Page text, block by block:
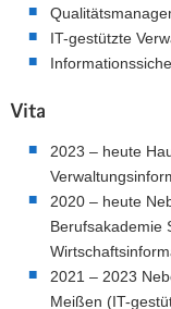
IT-gestützte
Vita
2023 – heute
2020 – heute
Berufsakademie
2021 – 2023
Meißen (IT-